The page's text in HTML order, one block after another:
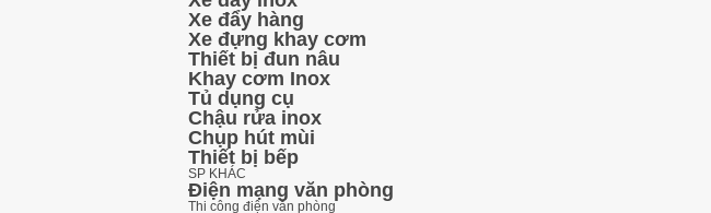
Xe đẩy hàng
Xe đựng khay cơm
Thiết bị đun nâu
Khay cơm Inox
Tủ dụng cụ
Chậu rửa inox
Chụp hút mùi
Thiết bị bếp
SP KHÁC
Điện mạng văn phòng
Thi công điện văn phòng